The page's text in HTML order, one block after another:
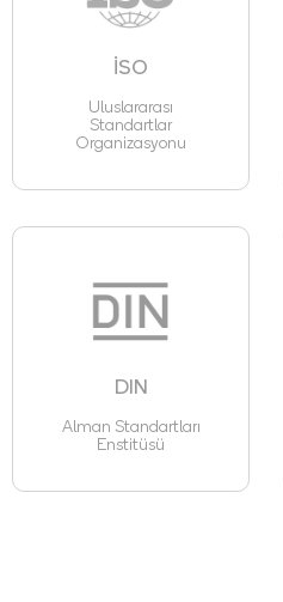
İSO
Uluslararası
Standartlar
Organizasyonu
DIN
Alman Standartları
Enstitüsü